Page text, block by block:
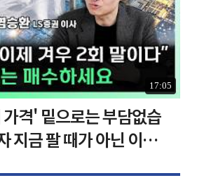
17:05
격' 밑으로는 부담없습
지금 팔 때가 아닌 이유